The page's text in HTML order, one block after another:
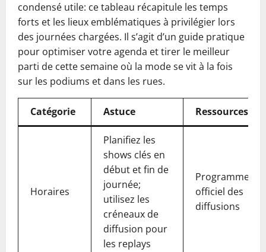
condensé utile: ce tableau récapitule les temps
forts et les lieux emblématiques à privilégier lors
des journées chargées. Il s’agit d’un guide pratique
pour optimiser votre agenda et tirer le meilleur
parti de cette semaine où la mode se vit à la fois
sur les podiums et dans les rues.
Catégorie Astuce Ressources
Horaires
Planifiez les
shows clés en
début et fin de
journée;
utilisez les
créneaux de
diffusion pour
les replays
Programme
officiel des
diffusions